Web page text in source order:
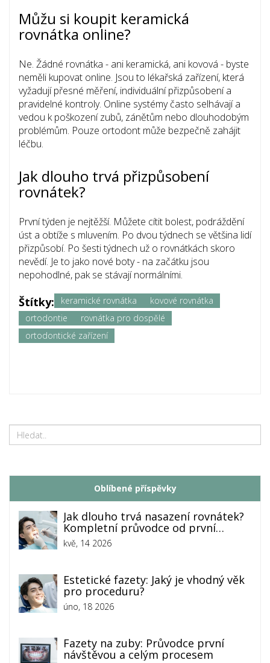
Můžu si koupit keramická
rovnátka online?
Ne. Žádné rovnátka - ani keramická, ani kovová - byste
neměli kupovat online. Jsou to lékařská zařízení, která
vyžadují přesné měření, individuální přizpůsobení a
pravidelné kontroly. Online systémy často selhávají a
vedou k poškození zubů, zánětům nebo dlouhodobým
problémům. Pouze ortodont může bezpečně zahájit
léčbu.
Jak dlouho trvá přizpůsobení
rovnátek?
První týden je nejtěžší. Můžete cítit bolest, podráždění
úst a obtíže s mluvením. Po dvou týdnech se většina lidí
přizpůsobí. Po šesti týdnech už o rovnátkách skoro
nevědí. Je to jako nové boty - na začátku jsou
nepohodlné, pak se stávají normálními.
Štítky: keramické rovnátka
kovové rovnátka
ortodontie
rovnátka pro dospělé
ortodontické zařízení
Oblíbené příspěvky
Jak dlouho trvá nasazení rovnátek?
Kompletní průvodce od první
návštěvy po finální kontrolu
kvě, 14 2026
Estetické fazety: Jaký je vhodný věk
pro proceduru?
úno, 18 2026
Fazety na zuby: Průvodce první
návštěvou a celým procesem